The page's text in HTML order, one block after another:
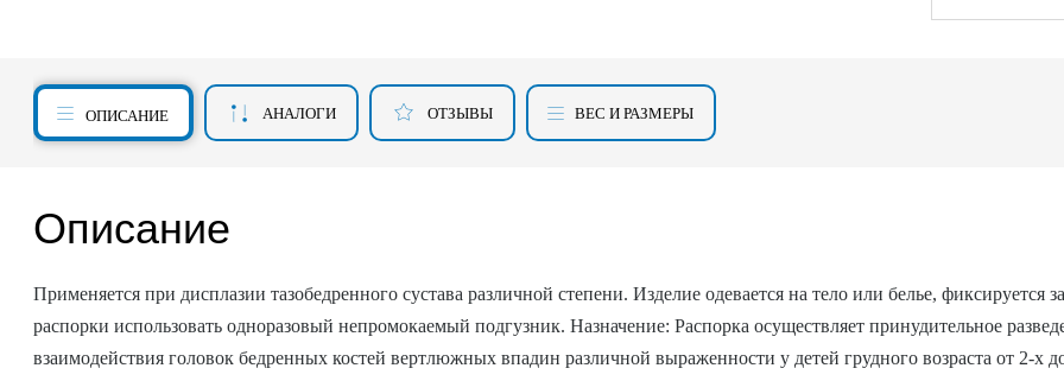
ОПИСАНИЕ АНАЛОГИ ОТЗЫВЫ ВЕС И РАЗМЕРЫ
Описание
Применяется при дисплазии тазобедренного сустава различной степени. Изделие одевается на тело или белье,
распорки использовать одноразовый непромокаемый подгузник. Назначение: Распорка осуществляет принудительное
взаимодействия головок бедренных костей вертлюжных впадин различной выраженности у детей грудного возраста от 2-х